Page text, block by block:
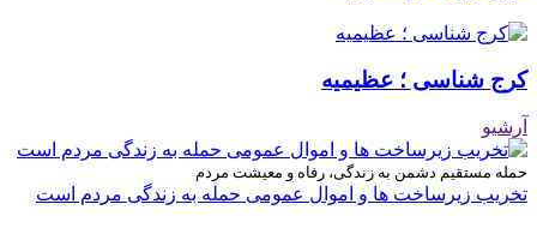
کرج شناسی ؛ عظیمیه
آرشیو
حمله مستقیم دشمن به زندگی، رفاه و معیشت مردم
تخریب زیرساخت ها و اموال عمومی حمله به زندگی مردم است